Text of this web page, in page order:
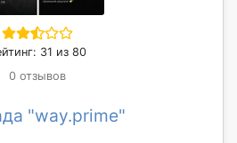
31 из 80
0 отзывов
"way.prime"